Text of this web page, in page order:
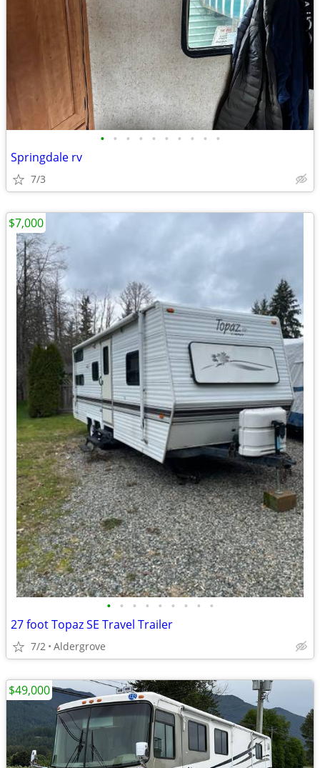
• • • • • • • • • •
Springdale rv
7/3
• • • • • • • • •
27 foot Topaz SE Travel Trailer
7/2 Aldergrove
$7,000
$49,000